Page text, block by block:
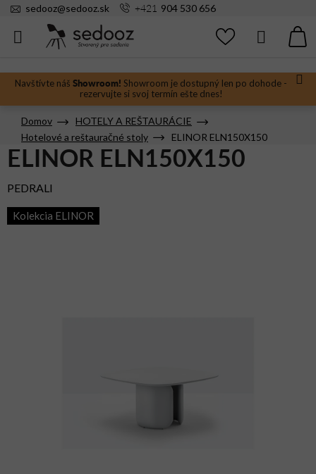
Prejsť
Navštívte náš Showroom! Showroom je dostupný len po dohode -
rezervujte si svoj termín ešte dnes!
sedooz@sedooz.sk +421 904 530 656
Hľadať
Domov
HOTELY A REŠTAURÁCIE
Hotelové a reštauračné stoly
ELINOR ELN150X150
ELINOR ELN150X150
PEDRALI
Kolekcia ELINOR